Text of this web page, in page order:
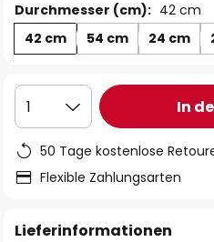
Durchmesser (cm): 42 cm
42 cm
54 cm 24 cm
1 In
50 Tage kostenlose
Flexible Zahlungsarten
Lieferinformationen